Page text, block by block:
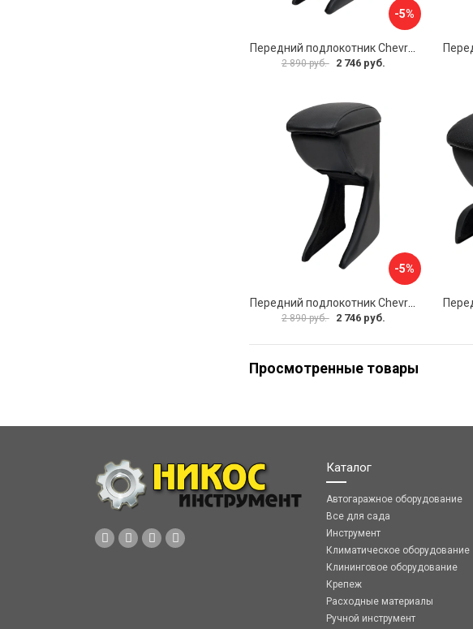
-5%
2 890 руб. 2 746 руб.
-5%
2 890 руб. 2 746 руб.
Просмотренные товары
Каталог
Автогаражное оборудование
Все для сада
Инструмент
Климатическое оборудование
Клининговое оборудование
Крепеж
Расходные материалы
Ручной инструмент